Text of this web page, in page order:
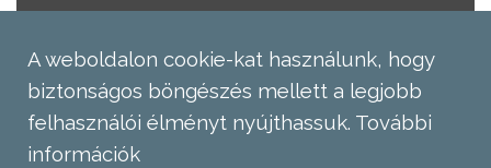
A weboldalon cookie-kat használunk, hogy
biztonságos böngészés mellett a legjobb
felhasználói élményt nyújthassuk. További
információk